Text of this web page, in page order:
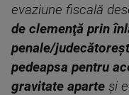
evaziune fiscală
de clemenţă prin
penale/
pedeapsa pentru
gravitate aparte şi